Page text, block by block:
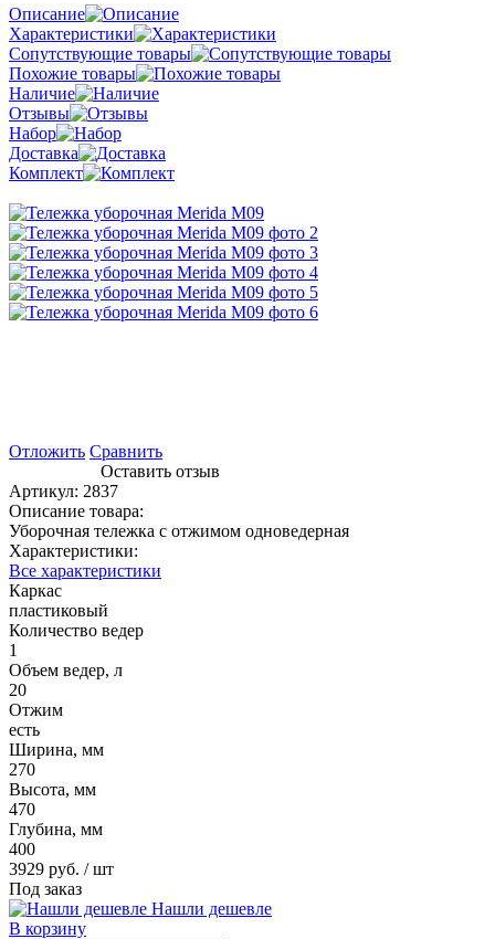
Описание
Характеристики
Сопутствующие товары
Похожие товары
Наличие
Отзывы
Набор
Доставка
Комплект
Отложить Сравнить
Оставить отзыв
Артикул: 2837
Описание товара:
Уборочная тележка с отжимом одноведерная
Характеристики:
Все характеристики
Каркас
пластиковый
Количество ведер
1
Объем ведер, л
20
Отжим
есть
Ширина, мм
270
Высота, мм
470
Глубина, мм
400
3929 руб. / шт
Под заказ
Нашли дешевле
В корзину